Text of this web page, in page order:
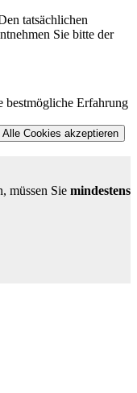
tatsächlichen
Sie bitte der
bestmögliche Erfahrung
Alle Cookies akzeptieren
müssen Sie mindestens